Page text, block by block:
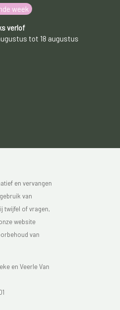
week
verlof
tot 18 augustus
en vervangen
van
twijfel of vragen,
website
van
en Veerle Van